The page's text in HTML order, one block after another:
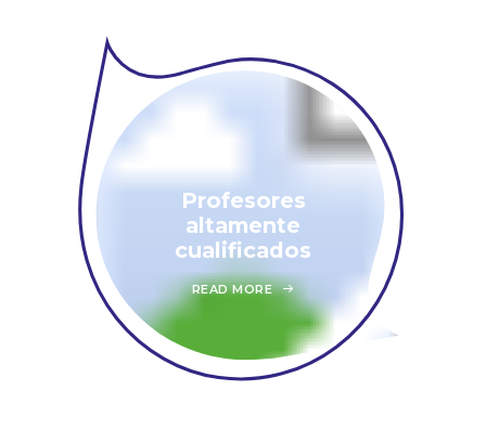
Profesores
altamente
cualificados
READ MORE